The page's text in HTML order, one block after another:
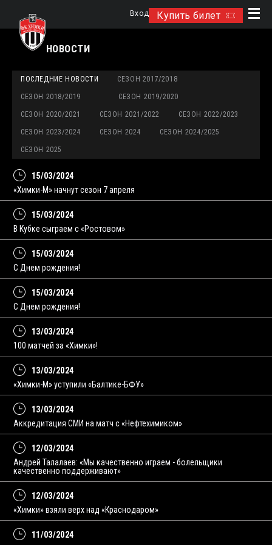
Купить билет
Вход
НОВОСТИ
ПОСЛЕДНИЕ НОВОСТИ СЕЗОН 2017/2018
СЕЗОН 2018/2019 СЕЗОН 2019/2020
СЕЗОН 2020/2021 СЕЗОН 2021/2022 СЕЗОН 2022/2023
СЕЗОН 2023/2024 СЕЗОН 2024 СЕЗОН 2024/2025
СЕЗОН 2025
15/03/2024
«Химки-М» начнут сезон 7 апреля
15/03/2024
В Кубке сыграем с «Ростовом»
15/03/2024
С Днем рождения!
15/03/2024
С Днем рождения!
13/03/2024
100 матчей за «Химки»!
13/03/2024
«Химки-М» уступили «Балтике-БФУ»
13/03/2024
Аккредитация СМИ на матч с «Нефтехимиком»
12/03/2024
Андрей Талалаев: «Мы качественно играем - болельщики
качественно поддерживают»
12/03/2024
«Химки» взяли верх над «Краснодаром»
11/03/2024